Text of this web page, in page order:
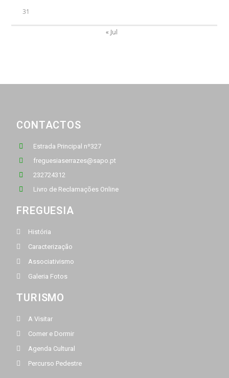
31
« Jul
CONTACTOS
Estrada Principal nº327
freguesiaserrazes@sapo.pt
232724312
Livro de Reclamações Online
FREGUESIA
História
Caracterização
Associativismo
Galeria Fotos
TURISMO
A Visitar
Comer e Dormir
Agenda Cultural
Percurso Pedestre